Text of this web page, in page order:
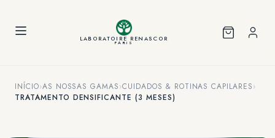
LABORATOIRE RENASCOR
PARIS
INÍCIO›AS NOSSAS GAMAS›CUIDADOS & ROTINAS CAPILARES›
TRATAMENTO DENSIFICANTE (3 MESES)